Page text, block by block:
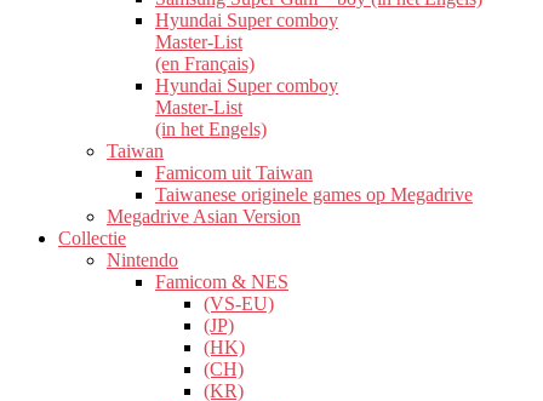
Hyundai Super comboy
Master-List
(en Français)
Hyundai Super comboy
Master-List
(in het Engels)
Taiwan
Famicom uit Taiwan
Taiwanese originele games op Megadrive
Megadrive Asian Version
Collectie
Nintendo
Famicom & NES
(VS-EU)
(JP)
(HK)
(CH)
(KR)